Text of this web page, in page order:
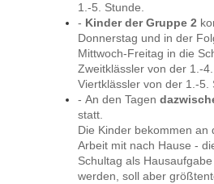
1.-5. Stunde.
- Kinder der Gruppe 2
Donnerstag und in der
Mittwoch-Freitag in die
Zweitklässler von der 1.-
Viertklässler von der 1.-5.
- An den Tagen
statt.
Die Kinder bekommen an
Arbeit mit nach Hause -
Schultag als
werden, soll aber